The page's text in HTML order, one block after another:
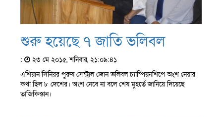
শুরু হয়েছে ৭ জাতি ভলিবল
:
২৩ মে ২০১৫, শনিবার, ২১:০৯:৪১
এশিয়ান সিনিয়র পুরুষ সেন্ট্রাল জোন ভলিবল চ্যাম্পিয়নশিপে অংশ নেয়ার
কথা ছিল ৮ দেশের। অংশ নেবে না বলে শেষ মুহর্তে জানিয়ে দিয়েছে
তাজিকিস্তান।